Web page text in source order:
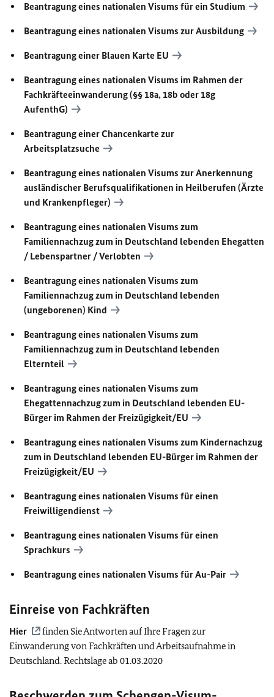
Beantragung eines nationalen Visums für ein Studium
Beantragung eines nationalen Visums zur Ausbildung
Beantragung einer Blauen Karte EU
Beantragung eines nationalen Visums im Rahmen der
Fachkräfteeinwanderung (§§ 18a, 18b oder 18g
AufenthG)
Beantragung einer Chancenkarte zur
Arbeitsplatzsuche
Beantragung eines nationalen Visums zur Anerkennung
ausländischer Berufsqualifikationen in Heilberufen (Ärzte
und Krankenpfleger)
Beantragung eines nationalen Visums zum
Familiennachzug zum in Deutschland lebenden Ehegatten
/ Lebenspartner / Verlobten
Beantragung eines nationalen Visums zum
Familiennachzug zum in Deutschland lebenden
(ungeborenen) Kind
Beantragung eines nationalen Visums zum
Familiennachzug zum in Deutschland lebenden
Elternteil
Beantragung eines nationalen Visums zum
Ehegattennachzug zum in Deutschland lebenden EU-
Bürger im Rahmen der Freizügigkeit/EU
Beantragung eines nationalen Visums zum Kindernachzug
zum in Deutschland lebenden EU-Bürger im Rahmen der
Freizügigkeit/EU
Beantragung eines nationalen Visums für einen
Freiwilligendienst
Beantragung eines nationalen Visums für einen
Sprachkurs
Beantragung eines nationalen Visums für Au-Pair
Einreise von Fachkräften
Hier
finden Sie Antworten auf Ihre Fragen zur
Einwanderung von Fachkräften und Arbeitsaufnahme in
Deutschland. Rechtslage ab 01.03.2020